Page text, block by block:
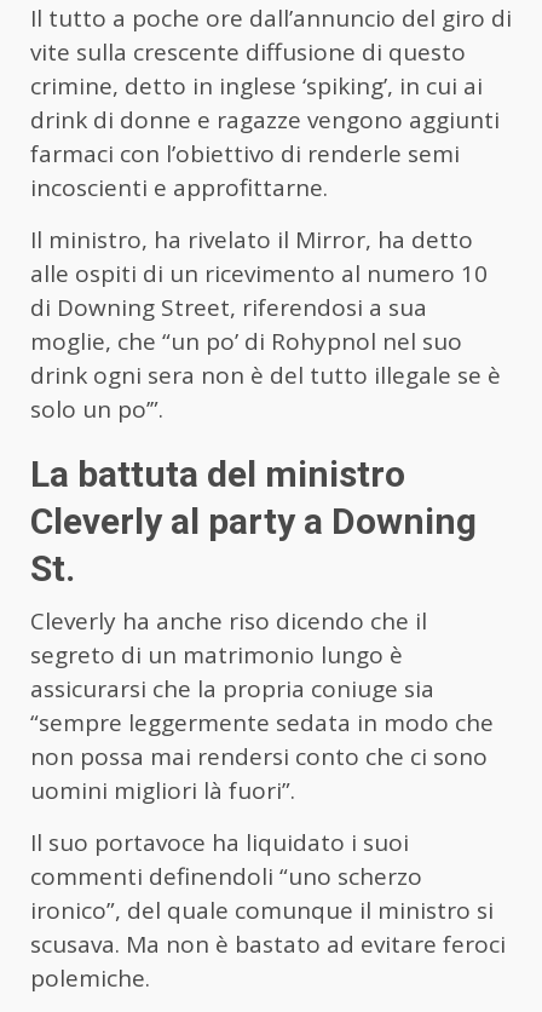
Il tutto a poche ore dall’annuncio del giro di
vite sulla crescente diffusione di questo
crimine, detto in inglese ‘spiking’, in cui ai
drink di donne e ragazze vengono aggiunti
farmaci con l’obiettivo di renderle semi
incoscienti e approfittarne.
Il ministro, ha rivelato il Mirror, ha detto
alle ospiti di un ricevimento al numero 10
di Downing Street, riferendosi a sua
moglie, che “un po’ di Rohypnol nel suo
drink ogni sera non è del tutto illegale se è
solo un po’”.
La battuta del ministro
Cleverly al party a Downing
St.
Cleverly ha anche riso dicendo che il
segreto di un matrimonio lungo è
assicurarsi che la propria coniuge sia
“sempre leggermente sedata in modo che
non possa mai rendersi conto che ci sono
uomini migliori là fuori”.
Il suo portavoce ha liquidato i suoi
commenti definendoli “uno scherzo
ironico”, del quale comunque il ministro si
scusava. Ma non è bastato ad evitare feroci
polemiche.